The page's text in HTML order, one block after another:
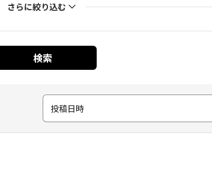
さらに絞り込む
検索
投稿日時